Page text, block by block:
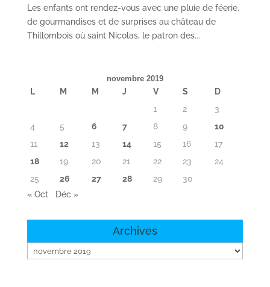
Les enfants ont rendez-vous avec une pluie de féerie,
de gourmandises et de surprises au château de
Thillombois où saint Nicolas, le patron des...
novembre 2019
L M M J V S
D
1
2
3
4
5 6 7 8 9
10
11
12 13 14 15 16
17
18
19 20 21 22 23
24
25
26 27 28 29
30
« Oct
Déc »
Archives
Archives